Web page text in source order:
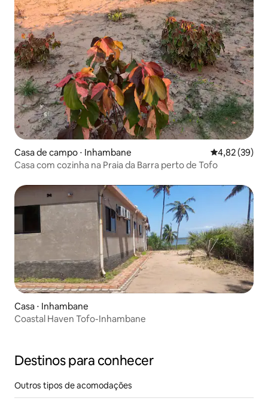
Casa de campo ⋅ Inhambane 4,82 de uma
4,82 (39)
Casa com cozinha na Praia da Barra perto de Tofo
Casa ⋅ Inhambane
Coastal Haven Tofo-Inhambane
Destinos para conhecer
Outros tipos de acomodações